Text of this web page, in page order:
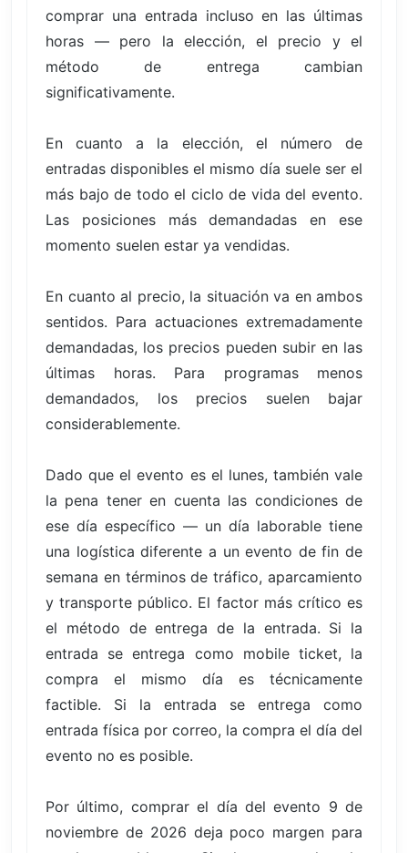
comprar una entrada incluso en las últimas
horas — pero la elección, el precio y el
método de entrega cambian
significativamente.
En cuanto a la elección, el número de
entradas disponibles el mismo día suele ser el
más bajo de todo el ciclo de vida del evento.
Las posiciones más demandadas en ese
momento suelen estar ya vendidas.
En cuanto al precio, la situación va en ambos
sentidos. Para actuaciones extremadamente
demandadas, los precios pueden subir en las
últimas horas. Para programas menos
demandados, los precios suelen bajar
considerablemente.
Dado que el evento es el lunes, también vale
la pena tener en cuenta las condiciones de
ese día específico — un día laborable tiene
una logística diferente a un evento de fin de
semana en términos de tráfico, aparcamiento
y transporte público. El factor más crítico es
el método de entrega de la entrada. Si la
entrada se entrega como mobile ticket, la
compra el mismo día es técnicamente
factible. Si la entrada se entrega como
entrada física por correo, la compra el día del
evento no es posible.
Por último, comprar el día del evento 9 de
noviembre de 2026 deja poco margen para